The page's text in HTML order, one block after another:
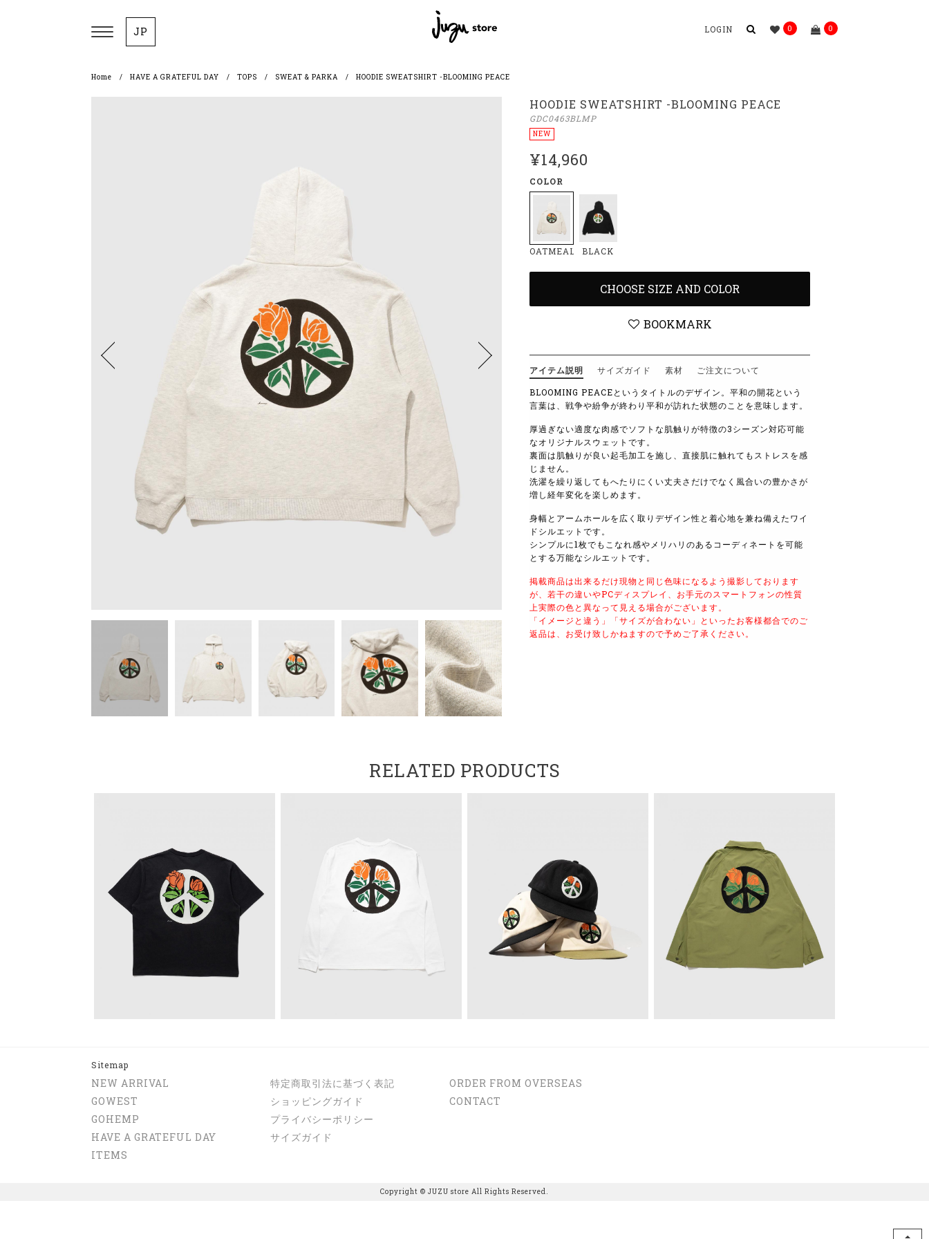
JP LOGIN 0 0
Home HAVE A GRATEFUL DAY TOPS SWEAT & PARKA HOODIE SWEATSHIRT -BLOOMING PEACE
HOODIE SWEATSHIRT -BLOOMING PEACE
GDC0463BLMP
NEW
¥14,960
COLOR
OATMEAL BLACK
CHOOSE SIZE AND COLOR
BOOKMARK
アイテム説明 サイズガイド 素材
ご注文について
BLOOMING PEACEというタイトルのデザイン。 平和の開花という
言葉は、戦争や紛争が終わり平和が訪れた状態のことを意味します。
厚過ぎない適度な肉感でソフトな肌触りが特徴の3シーズン対応可能
なオリジナルスウェットです。
裏面は肌触りが良い起毛加工を施し、直接肌に触れてもストレスを感
じません。
洗濯を繰り返してもへたりにくい丈夫さだけでなく風合いの豊かさが
増し経年変化を楽しめます。
身幅とアームホールを広く取りデザイン性と着心地を兼ね備えたワイ
ドシルエットです。
シンプルに1枚でもこなれ感やメリハリのあるコーディネートを可能
とする万能なシルエットです。
掲載商品は出来るだけ現物と同じ色味になるよう撮影しております
が、若干の違いやPCディスプレイ、お手元のスマートフォンの性質
上実際の色と異なって見える場合がございます。
「イメージと違う」「サイズが合わない」といったお客様都合でのご
返品は、お受け致しかねますので予めご了承ください。
RELATED PRODUCTS
Sitemap
NEW ARRIVAL
GOWEST
GOHEMP
HAVE A GRATEFUL DAY
ITEMS
特定商取引法に基づく表記
ショッピングガイド
プライバシーポリシー
サイズガイド
ORDER FROM OVERSEAS
CONTACT
Copyright © JUZU store All Rights Reserved.